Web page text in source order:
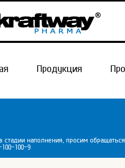
Продукция
стадии наполнения, просим
100-9